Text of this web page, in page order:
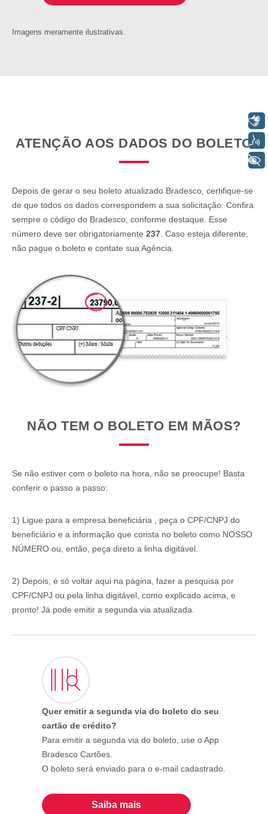
Imagens meramente ilustrativas.
ATENÇÃO AOS DADOS DO BOLETO
Depois de gerar o seu boleto atualizado Bradesco, certifique-se
de que todos os dados correspondem a sua solicitação. Confira
sempre o código do Bradesco, conforme destaque. Esse
número deve ser obrigatoriamente 237. Caso esteja diferente,
não pague o boleto e contate sua Agência.
NÃO TEM O BOLETO EM MÃOS?
Se não estiver com o boleto na hora, não se preocupe! Basta
conferir o passo a passo:
1) Ligue para a empresa beneficiária , peça o CPF/CNPJ do
beneficiário e a informação que consta no boleto como NOSSO
NÚMERO ou, então, peça direto a linha digitável.
2) Depois, é só voltar aqui na página, fazer a pesquisa por
CPF/CNPJ ou pela linha digitável, como explicado acima, e
pronto! Já pode emitir a segunda via atualizada.
Quer emitir a segunda via do boleto do seu
cartão de crédito?
Para emitir a segunda via do boleto, use o App
Bradesco Cartões.
O boleto será enviado para o e-mail cadastrado.
Saiba mais
Voz